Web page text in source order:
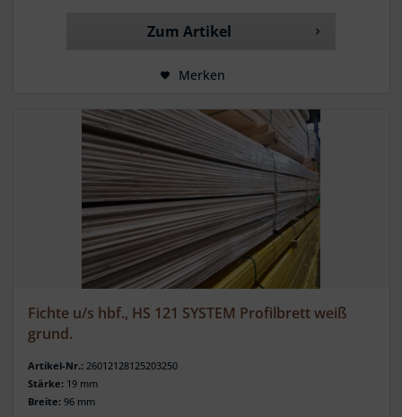
Zum Artikel
Merken
Fichte u/s hbf., HS 121 SYSTEM Profilbrett weiß
grund.
Artikel-Nr.: 26012128125203250
Stärke: 19 mm
Breite: 96 mm